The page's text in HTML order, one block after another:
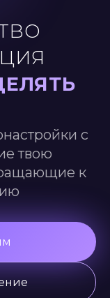
с
твою
к